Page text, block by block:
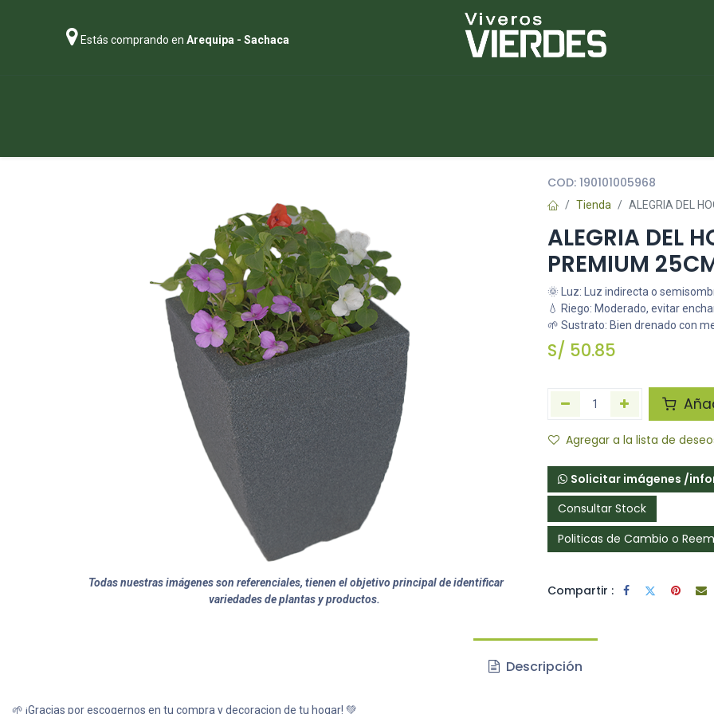
Estás comprando en Arequipa - Sachaca
Todas nuestras imágenes son referenciales, tienen el objetivo principal de identificar
variedades de plantas y productos.
COD: 190101005968
Tienda ALEGRIA DEL
ALEGRIA DEL
PREMIUM
🌞 Luz: Luz indirecta o
💧 Riego: Moderado, evitar
🌱 Sustrato: Bien drenado con
S/ 50.85
Agregar a la lista de
Solicitar imágenes /
Consultar Stock
Politicas de Cambio o
Compartir :
Descripción
🌱 ¡Gracias por escogernos en tu compra y decoracion de tu hogar! 💚